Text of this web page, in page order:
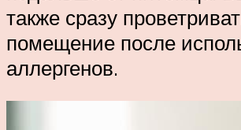
также сразу
помещение после
аллергенов.